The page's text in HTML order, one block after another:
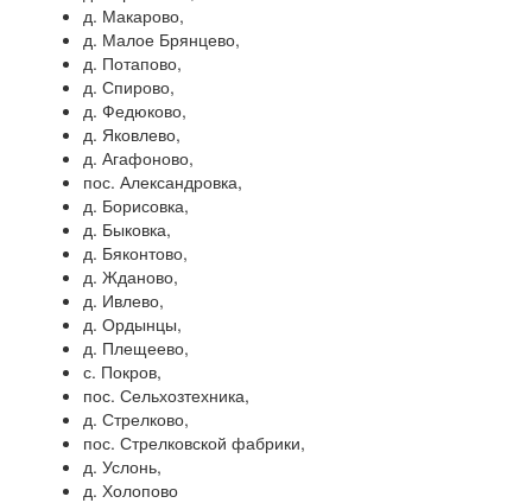
д. Макарово,
д. Малое Брянцево,
д. Потапово,
д. Спирово,
д. Федюково,
д. Яковлево,
д. Агафоново,
пос. Александровка,
д. Борисовка,
д. Быковка,
д. Бяконтово,
д. Жданово,
д. Ивлево,
д. Ордынцы,
д. Плещеево,
с. Покров,
пос. Сельхозтехника,
д. Стрелково,
пос. Стрелковской фабрики,
д. Услонь,
д. Холопово